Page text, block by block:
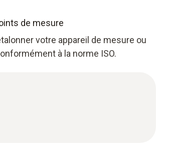
de mesure
votre appareil de mesure ou
à la norme ISO.